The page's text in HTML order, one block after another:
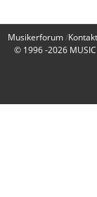
Musikerforum Kontakt
© 1996 -2026